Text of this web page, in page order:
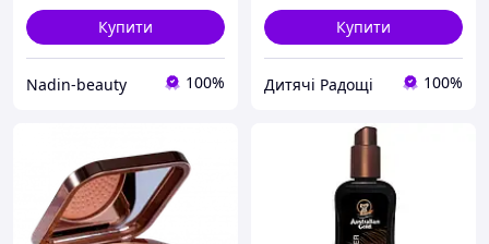
Купити
Nadin-beauty 100%
Купити
Дитячі Радощі 100%